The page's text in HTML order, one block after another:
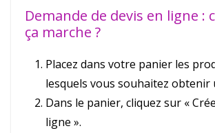
Demande de devis en ligne :
ça marche ?
Placez dans votre panier les
lesquels vous souhaitez obtenir
Dans le panier, cliquez sur «
ligne ».